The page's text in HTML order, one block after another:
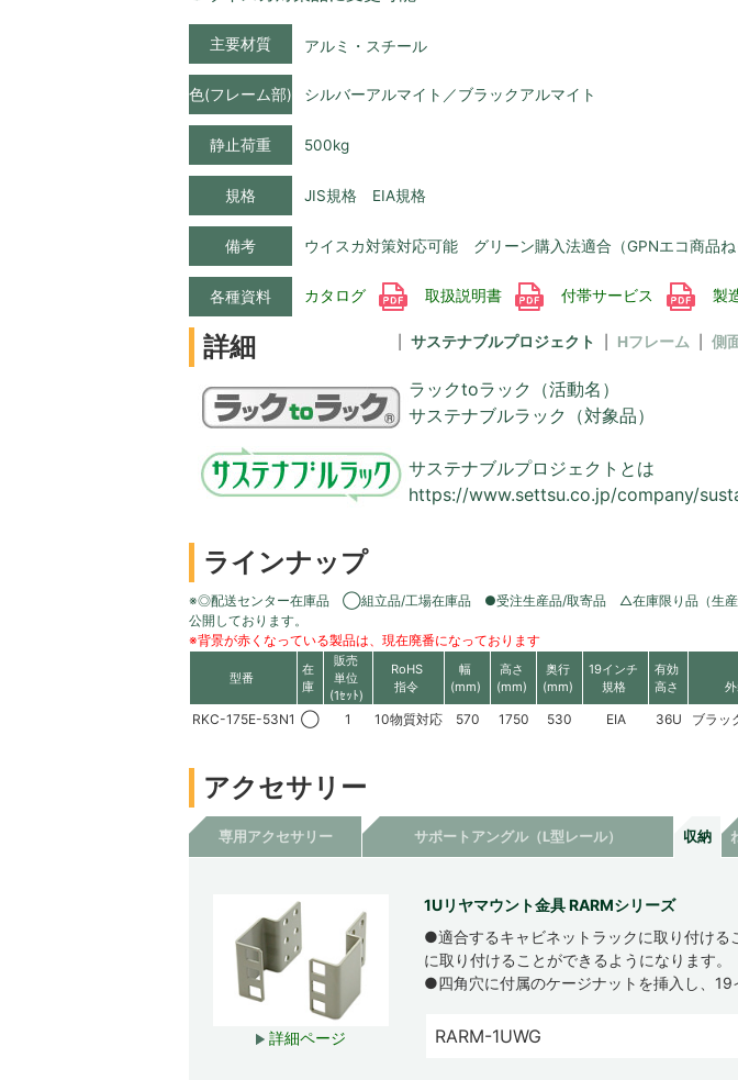
主要材質 アルミ・スチール
色(フレーム部) シルバーアルマイト／ブラックアルマイト
静止荷重 500kg
規格 JIS規格 EIA規格
備考 ウイスカ対策対応可能 グリーン購入法適合（GPNエコ商品ね
各種資料 カタログ 取扱説明書 付帯サービス 製
詳細 サステナブルプロジェクト Hフレーム 側
ラックtoラック（活動名）
サステナブルラック（対象品）
サステナブルプロジェクトとは
https://www.settsu.co.jp/company/
ラインナップ
※◎配送センター在庫品 ◯組立品/工場在庫品 ●受注生産品/取寄品 △在庫限り品（生産
公開しております。
※背景が赤くなっている製品は、現在廃番になっております
型番
在
庫
販売
単位
(1ｾｯﾄ)
RoHS
指令
幅
(mm)
高さ
(mm)
奥行
(mm)
19インチ
規格
有効
高さ
RKC-175E-53N1 ◯ 1 10物質対応 570 1750 530 EIA 36U ブラッ
アクセサリー
専用アクセサリー サポートアングル（L型レール） 収納
詳細ページ
1Uリヤマウント金具 RARMシリーズ
●適合するキャビネットラックに取り付ける
に取り付けることができるようになります。
●四角穴に付属のケージナットを挿入し、19
RARM-1UWG